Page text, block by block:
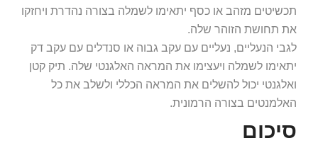
תכשיטים מזהב או כסף יתאימו לשמלה בצורה נהדרת ויחזקו
את תחושת הזוהר שלה.
לגבי הנעליים, נעליים עם עקב גבוה או סנדלים עם עקב דק
יתאימו לשמלה ויעצימו את המראה האלגנטי שלה. תיק קטן
ואלגנטי יכול להשלים את המראה הכללי ולשלב את כל
האלמנטים בצורה הרמונית.
סיכום